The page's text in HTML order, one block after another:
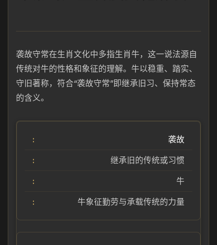
袭故守常在生肖文化中多指生肖牛，这一说法源自
传统对牛的性格和象征的理解。牛以稳重、踏实、
守旧著称，符合“袭故守常”即继承旧习、保持常态
的含义。
袭故
继承旧的传统或习惯
牛
牛象征勤劳与承载传统的力量